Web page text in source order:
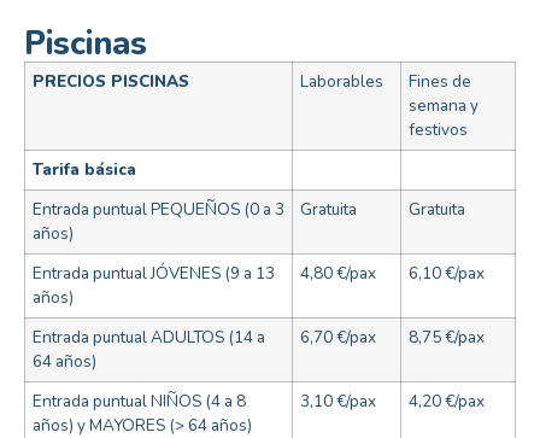
Piscinas
PRECIOS PISCINAS Laborables
Fines de
semana y
festivos
Tarifa básica
Entrada puntual PEQUEÑOS (0 a 3
años)
Gratuita Gratuita
Entrada puntual JÓVENES (9 a 13
años)
4,80 €/pax 6,10 €/pax
Entrada puntual ADULTOS (14 a
64 años)
6,70 €/pax 8,75 €/pax
Entrada puntual NIÑOS (4 a 8
años) y MAYORES (> 64 años)
3,10 €/pax 4,20 €/pax